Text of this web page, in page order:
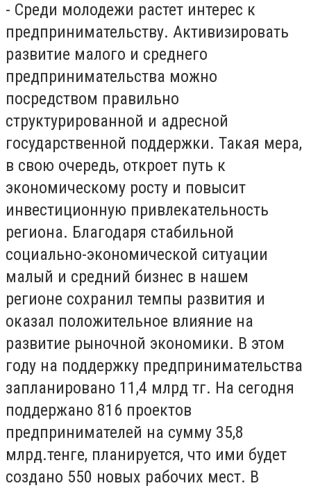
- Среди молодежи растет интерес к
предпринимательству. Активизировать
развитие малого и среднего
предпринимательства можно
посредством правильно
структурированной и адресной
государственной поддержки. Такая мера,
в свою очередь, откроет путь к
экономическому росту и повысит
инвестиционную привлекательность
региона. Благодаря стабильной
социально-экономической ситуации
малый и средний бизнес в нашем
регионе сохранил темпы развития и
оказал положительное влияние на
развитие рыночной экономики. В этом
году на поддержку предпринимательства
запланировано 11,4 млрд тг. На сегодня
поддержано 816 проектов
предпринимателей на сумму 35,8
млрд.тенге, планируется, что ими будет
создано 550 новых рабочих мест. В